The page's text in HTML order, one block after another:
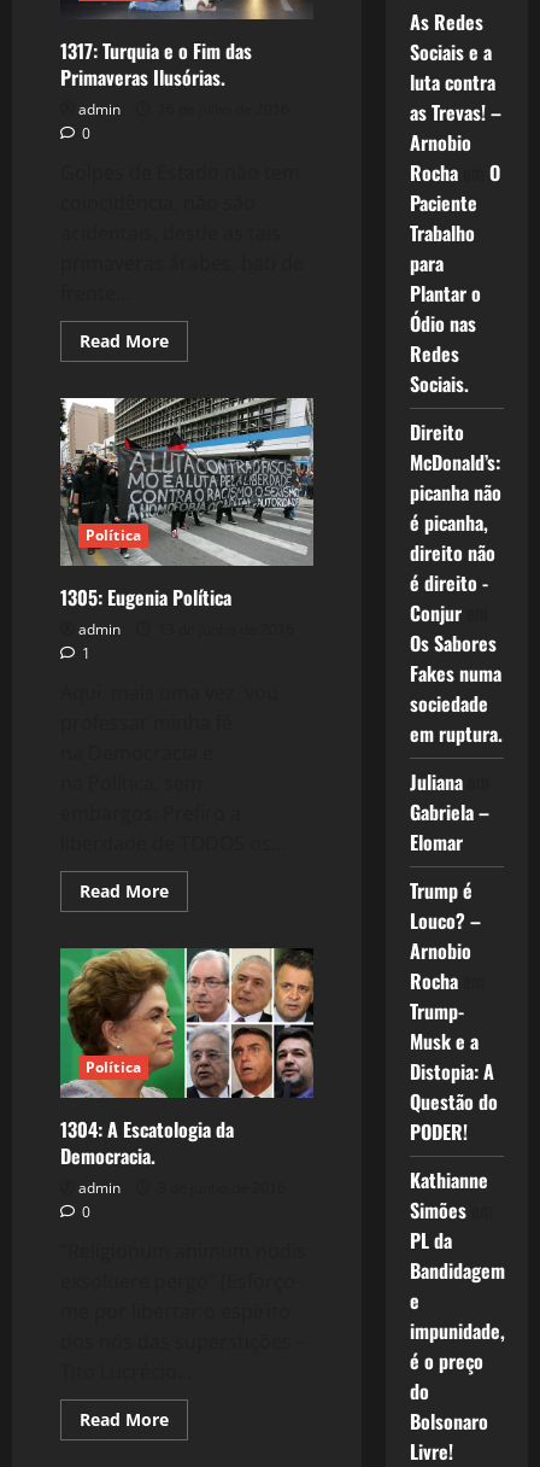
1317: Turquia e o Fim das
Primaveras Ilusórias.
admin
0
Read MoreRead
more
Turquia
e
o
Fim
das
Primaveras
Ilusórias.
Política
1305: Eugenia Política
admin
1
Read MoreRead
more
Eugenia
Política
Política
1304: A Escatologia da
Democracia.
admin
0
Read MoreRead
more
As Redes
Sociais e a
luta contra
as Trevas! –
Arnobio
Rochaem O
Paciente
Trabalho
para
Plantar o
Ódio nas
Redes
Sociais.
Direito
McDonald’s:
picanha não
é picanha,
direito não
é direito -
Conjurem
Os Sabores
Fakes numa
sociedade
em ruptura.
Julianaem
Gabriela –
Elomar
Trump é
Louco? –
Arnobio
Rochaem
Trump-
Musk e a
Distopia: A
Questão do
PODER!
Kathianne
Simõesem
PL da
Bandidagem
e
impunidade,
é o preço
do
Bolsonaro
Livre!